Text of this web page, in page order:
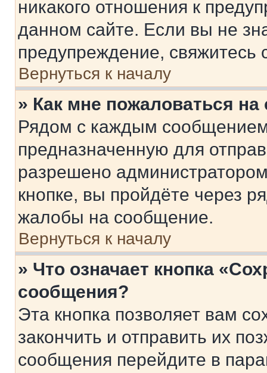
никакого отношения к
данном сайте. Если вы не
предупреждение,
Вернуться к началу
» Как мне пожаловаться
Рядом с каждым сообщением
предназначенную для
разрешено
кнопке, вы пройдёте через
жалобы на сообщение.
Вернуться к началу
» Что означает кнопка
сообщения?
Эта кнопка позволяет вам
закончить и отправить их
сообщения перейдите в